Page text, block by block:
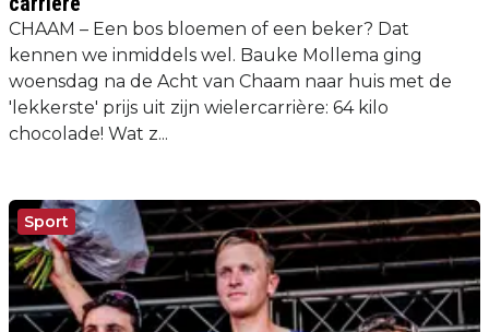
CHAAM – Een bos bloemen of een beker? Dat
kennen we inmiddels wel. Bauke Mollema ging
woensdag na de Acht van Chaam naar huis met de
'lekkerste' prijs uit zijn wielercarrière: 64 kilo
chocolade! Wat z...
Sport